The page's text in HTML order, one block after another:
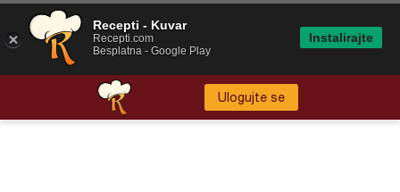
Ulogujte se
Recepti - Kuvar
Recepti.com
Besplatna - Google Play
Instalirajte